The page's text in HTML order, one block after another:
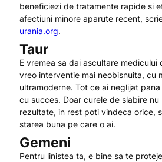
beneficiezi de tratamente rapide si
afectiuni minore aparute recent,
urania.org.
Taur
E vremea sa dai ascultare medicului
vreo interventie mai neobisnuita, cu
ultramoderne. Tot ce ai neglijat
cu succes. Doar curele de slabire nu
rezultate, in rest poti vindeca orice,
starea buna pe care o ai.
Gemeni
Pentru linistea ta, e bine sa te